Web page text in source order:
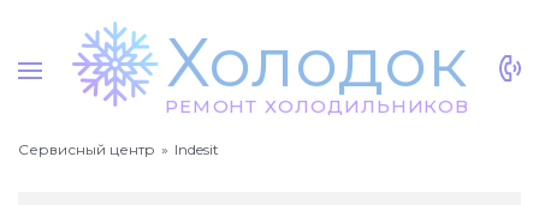
Холодок
РЕМОНТ ХОЛОДИЛЬНИКОВ
Сервисный центр Indesit